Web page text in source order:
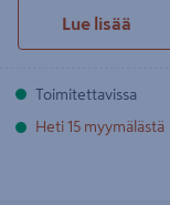
Lue lisää
Toimitettavissa
Heti 15 myymälästä